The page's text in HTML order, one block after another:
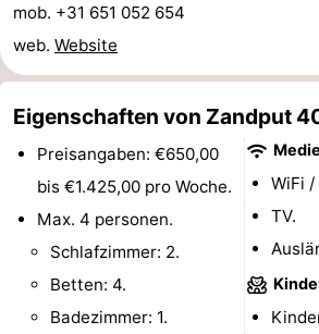
van
Schouwen
Veere
-
Natur
Oranjezon
-
Oostkapelle
-
de
Domburg
-
Natur
mob. +31 651 052 654
web. Website
Eigenschaften von Zandput
Preisangaben: €650,00
bis €1.425,00 pro Woche.
Max. 4 personen.
Schlafzimmer: 2.
Betten: 4.
Badezimmer: 1.
WiFi
TV.